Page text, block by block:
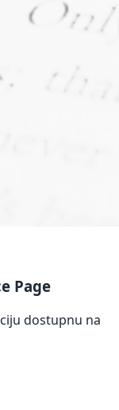
Page
dostupnu na